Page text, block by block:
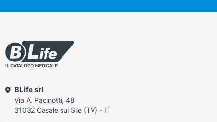
BLife srl
Via A. Pacinotti, 48
31032 Casale sul Sile (TV) - IT